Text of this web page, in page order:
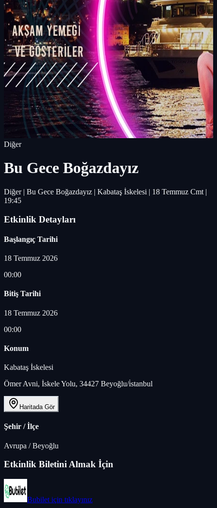
Diğer
Bu Gece Boğazdayız
Diğer | Bu Gece Boğazdayız | Kabataş İskelesi | 18 Temmuz Cmt |
19:45
Etkinlik Detayları
Başlangıç Tarihi
18 Temmuz 2026
00:00
Bitiş Tarihi
18 Temmuz 2026
00:00
Konum
Kabataş İskelesi
Ömer Avni, İskele Yolu, 34427 Beyoğlu/i̇stanbul
Haritada Gör
Şehir / İlçe
Avrupa /Beyoğlu
Etkinlik Biletini Almak İçin
Bubilet için tıklayınız